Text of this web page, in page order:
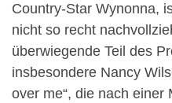
Country-Star Wynonna,
nicht so recht
überwiegende Teil des
insbesondere Nancy
over me“, die nach einer